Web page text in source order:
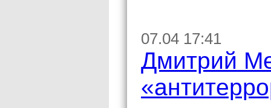
07.04 17:41
Дмитрий